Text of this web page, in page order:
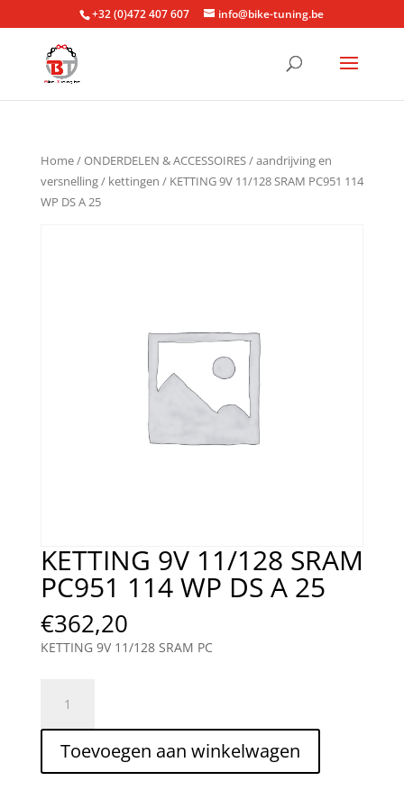
+32 (0)472 407 607 info@bike-tuning.be
Home/ONDERDELEN & ACCESSOIRES/aandrijving en
versnelling/ kettingen / KETTING 9V 11/128 SRAM PC951 114
WP DS A 25
KETTING 9V 11/128 SRAM
PC951 114 WP DS A 25
€362,20
KETTING 9V 11/128 SRAM PC
11/128
SRAM
PC951
Toevoegen aan winkelwagen